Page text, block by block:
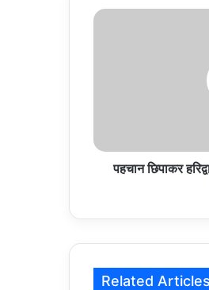
पहचान
पुलिस
पहचान छिपाकर
Related Articles